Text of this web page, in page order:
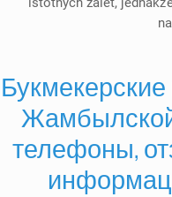
телефоны,